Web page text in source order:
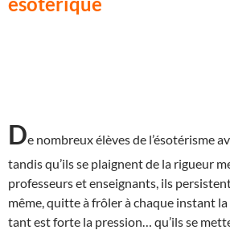
De nombreux élèves de l’ésotérisme
tandis qu’ils se plaignent de la rigueur
professeurs et enseignants, ils
même, quitte à frôler à chaque instant
tant est forte la pression… qu’ils se